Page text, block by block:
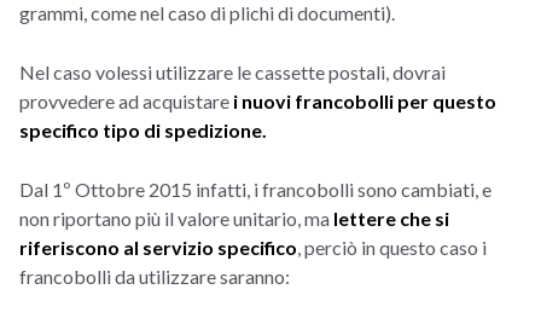
grammi, come nel caso di plichi di documenti).
Nel caso volessi utilizzare le cassette postali, dovrai
provvedere ad acquistare i nuovi francobolli per questo
specifico tipo di spedizione.
Dal 1º Ottobre 2015 infatti, i francobolli sono cambiati, e
non riportano più il valore unitario, ma lettere che si
riferiscono al servizio specifico, perciò in questo caso i
francobolli da utilizzare saranno: